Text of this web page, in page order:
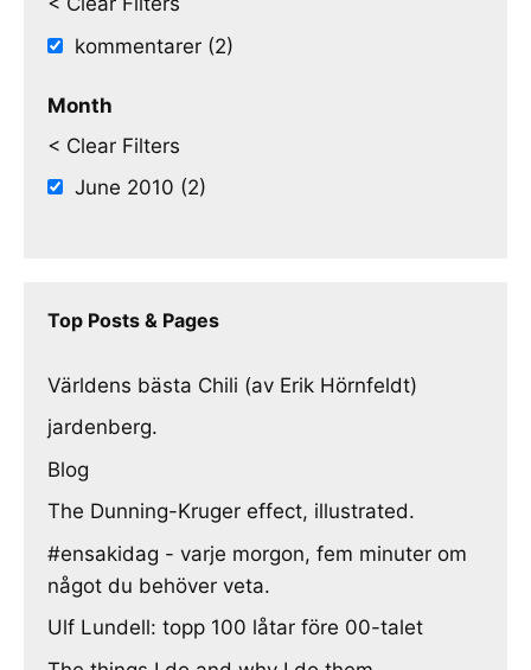
kommentarer (2)
Month
< Clear Filters
June 2010 (2)
Top Posts & Pages
Världens bästa Chili (av Erik Hörnfeldt)
jardenberg.
Blog
The Dunning-Kruger effect, illustrated.
#ensakidag - varje morgon, fem minuter om
något du behöver veta.
Ulf Lundell: topp 100 låtar före 00-talet